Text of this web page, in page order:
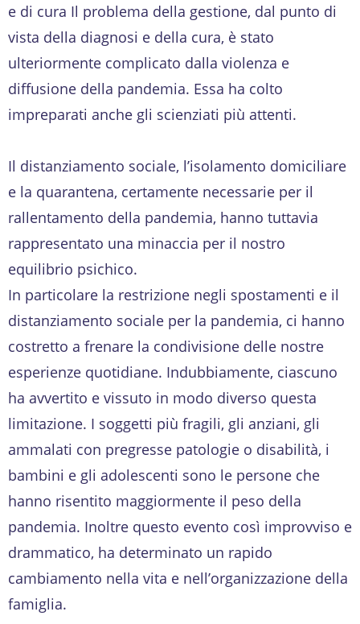
e di cura Il problema della gestione, dal punto di
vista della diagnosi e della cura, è stato
ulteriormente complicato dalla violenza e
diffusione della pandemia. Essa ha colto
impreparati anche gli scienziati più attenti.
Il distanziamento sociale, l’isolamento domiciliare
e la quarantena, certamente necessarie per il
rallentamento della pandemia, hanno tuttavia
rappresentato una minaccia per il nostro
equilibrio psichico.
In particolare la restrizione negli spostamenti e il
distanziamento sociale per la pandemia, ci hanno
costretto a frenare la condivisione delle nostre
esperienze quotidiane. Indubbiamente, ciascuno
ha avvertito e vissuto in modo diverso questa
limitazione. I soggetti più fragili, gli anziani, gli
ammalati con pregresse patologie o disabilità, i
bambini e gli adolescenti sono le persone che
hanno risentito maggiormente il peso della
pandemia. Inoltre questo evento così improvviso e
drammatico, ha determinato un rapido
cambiamento nella vita e nell’organizzazione della
famiglia.